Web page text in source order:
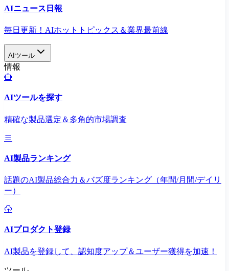
AIニュース日報
毎日更新！AIホットトピックス＆業界最前線
AIツール
情報
AIツールを探す
精確な製品選定＆多角的市場調査
AI製品ランキング
話題のAI製品総合力＆バズ度ランキング（年間/月間/デイリ
ー）
AIプロダクト登録
AI製品を登録して、認知度アップ＆ユーザー獲得を加速！